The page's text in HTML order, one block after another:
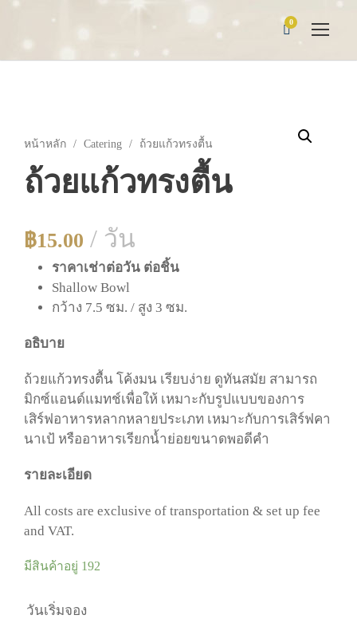
0
หน้าหลัก / Catering / ถ้วยแก้วทรงตื้น
ถ้วยแก้วทรงตื้น
฿15.00 / วัน
ราคาเช่าต่อวัน ต่อชิ้น
Shallow Bowl
กว้าง 7.5 ซม. / สูง 3 ซม.
อธิบาย
ถ้วยแก้วทรงตื้น โค้งมน เรียบง่าย ดูทันสมัย สามารถ
มิกซ์แอนด์แมทช์เพื่อให้ เหมาะกับรูปแบบของการ
เสิร์ฟอาหารหลากหลายประเภท เหมาะกับการเสิร์ฟคา
นาเป้ หรืออาหารเรียกน้ำย่อยขนาดพอดีคำ
รายละเอียด
All costs are exclusive of transportation & set up fee
and VAT.
มีสินค้าอยู่ 192
วันเริ่มจอง